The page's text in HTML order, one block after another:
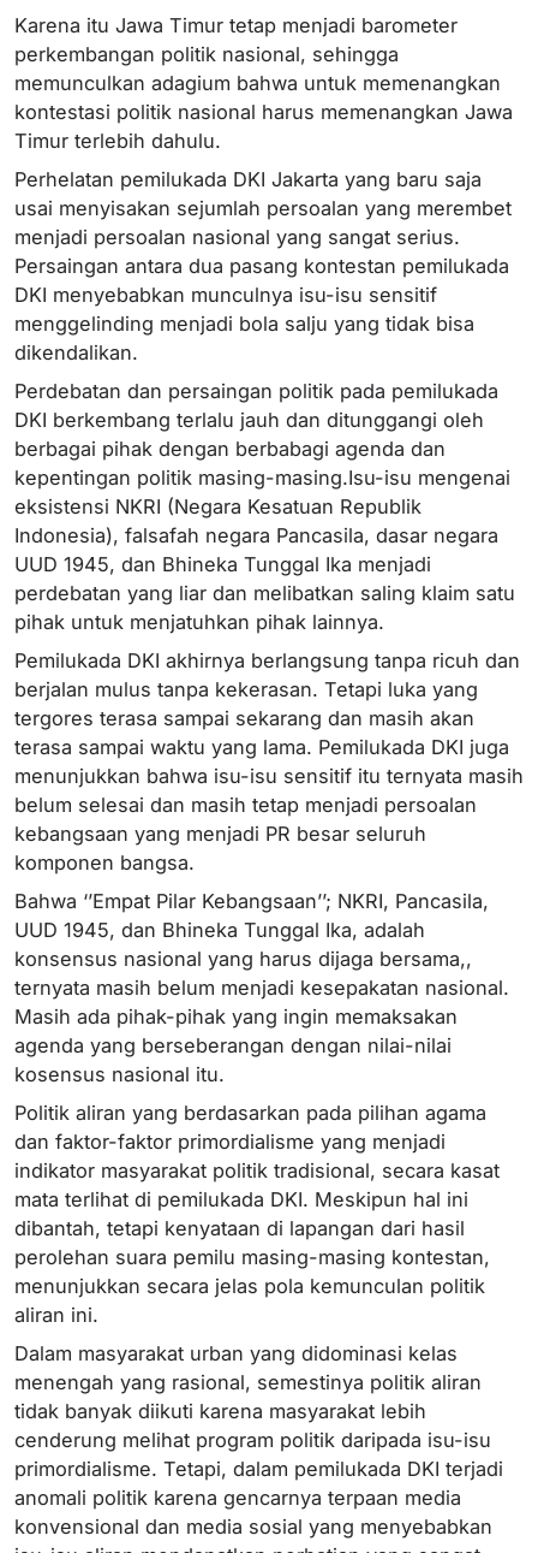
Karena itu Jawa Timur tetap menjadi barometer
perkembangan politik nasional, sehingga
memunculkan adagium bahwa untuk memenangkan
kontestasi politik nasional harus memenangkan Jawa
Timur terlebih dahulu.
Perhelatan pemilukada DKI Jakarta yang baru saja
usai menyisakan sejumlah persoalan yang merembet
menjadi persoalan nasional yang sangat serius.
Persaingan antara dua pasang kontestan pemilukada
DKI menyebabkan munculnya isu-isu sensitif
menggelinding menjadi bola salju yang tidak bisa
dikendalikan.
Perdebatan dan persaingan politik pada pemilukada
DKI berkembang terlalu jauh dan ditunggangi oleh
berbagai pihak dengan berbabagi agenda dan
kepentingan politik masing-masing.Isu-isu mengenai
eksistensi NKRI (Negara Kesatuan Republik
Indonesia), falsafah negara Pancasila, dasar negara
UUD 1945, dan Bhineka Tunggal Ika menjadi
perdebatan yang liar dan melibatkan saling klaim satu
pihak untuk menjatuhkan pihak lainnya.
Pemilukada DKI akhirnya berlangsung tanpa ricuh dan
berjalan mulus tanpa kekerasan. Tetapi luka yang
tergores terasa sampai sekarang dan masih akan
terasa sampai waktu yang lama. Pemilukada DKI juga
menunjukkan bahwa isu-isu sensitif itu ternyata masih
belum selesai dan masih tetap menjadi persoalan
kebangsaan yang menjadi PR besar seluruh
komponen bangsa.
Bahwa ‘’Empat Pilar Kebangsaan’’; NKRI, Pancasila,
UUD 1945, dan Bhineka Tunggal Ika, adalah
konsensus nasional yang harus dijaga bersama,,
ternyata masih belum menjadi kesepakatan nasional.
Masih ada pihak-pihak yang ingin memaksakan
agenda yang berseberangan dengan nilai-nilai
kosensus nasional itu.
Politik aliran yang berdasarkan pada pilihan agama
dan faktor-faktor primordialisme yang menjadi
indikator masyarakat politik tradisional, secara kasat
mata terlihat di pemilukada DKI. Meskipun hal ini
dibantah, tetapi kenyataan di lapangan dari hasil
perolehan suara pemilu masing-masing kontestan,
menunjukkan secara jelas pola kemunculan politik
aliran ini.
Dalam masyarakat urban yang didominasi kelas
menengah yang rasional, semestinya politik aliran
tidak banyak diikuti karena masyarakat lebih
cenderung melihat program politik daripada isu-isu
primordialisme. Tetapi, dalam pemilukada DKI terjadi
anomali politik karena gencarnya terpaan media
konvensional dan media sosial yang menyebabkan